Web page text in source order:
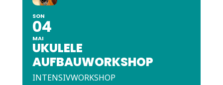
SON
04
MAI
UKULELE
AUFBAUWORKSHOP
INTENSIVWORKSHOP